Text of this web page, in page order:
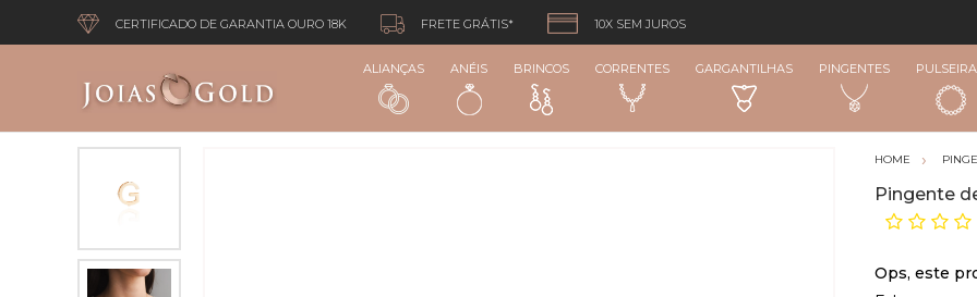
CERTIFICADO DE GARANTIA OURO 18K FRETE GRÁTIS* 10X SEM JUROS
ALIANÇAS ANÉIS BRINCOS CORRENTES GARGANTILHAS PINGENTES
Pingente